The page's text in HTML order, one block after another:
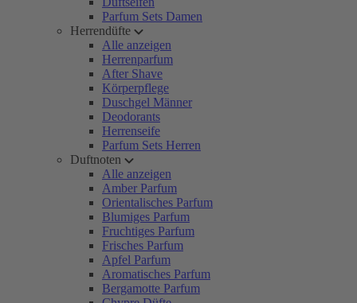
Parfum Sets Damen
Herrendüfte
Alle anzeigen
Herrenparfum
After Shave
Körperpflege
Duschgel Männer
Deodorants
Herrenseife
Parfum Sets Herren
Duftnoten
Alle anzeigen
Amber Parfum
Orientalisches Parfum
Blumiges Parfum
Fruchtiges Parfum
Frisches Parfum
Apfel Parfum
Aromatisches Parfum
Bergamotte Parfum